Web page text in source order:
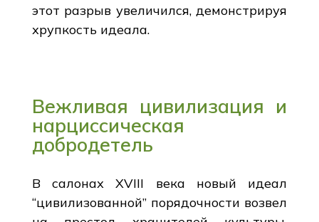
этот разрыв увеличился, демонстрируя
хрупкость идеала.
Вежливая цивилизация и
нарциссическая
добродетель
В салонах XVIII века новый идеал
“цивилизованной” порядочности возвел